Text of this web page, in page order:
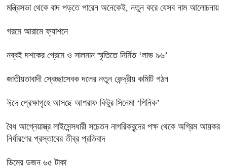
মন্ত্রিসভা থেকে বাদ পড়তে পারেন অনেকেই, নতুন করে যেসব নাম আলোচনায়
গরমে আরামে ফ্যাশনে
নব্বই দশকের প্রেমে ও সালমান স্মৃতিতে নির্মিত ‘লাভ ৯৬’
জাতীয়তাবাদী স্বেচ্ছাসেবক দলের নতুন কেন্দ্রীয় কমিটি গঠন
ঈদে প্রেক্ষাগৃহে আসছে আশরাফ কিটুর সিনেমা ‘পিনিক’
বৈধ আগ্নেয়াস্ত্র লাইসেন্সধারী সচেতন নাগরিকবৃন্দের পক্ষ থেকে অগ্রিম আয়কর
নির্ধারণের প্রস্তাবের তীব্র প্রতিবাদ
ডিমের ডজন ৬৫ টাকা